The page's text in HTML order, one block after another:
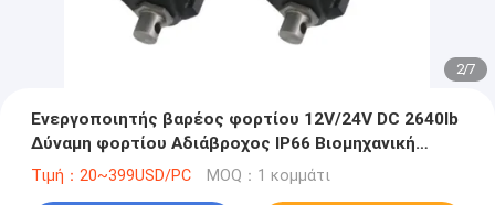
2/7
Ενεργοποιητής βαρέος φορτίου 12V/24V DC 2640lb
Δύναμη φορτίου Αδιάβροχος IP66 Βιομηχανική
εφαρμογή
Τιμή：20~399USD/PC MOQ：1 κομμάτι